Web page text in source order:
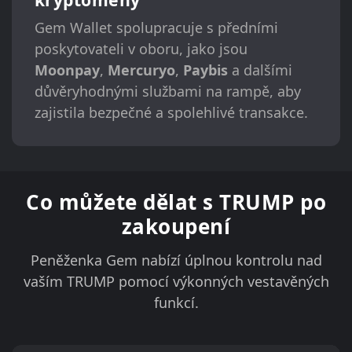
Gem Wallet spolupracuje s předními
poskytovateli v oboru, jako jsou
Moonpay, Mercuryo, Paybis a dalšími
důvěryhodnými službami na rampě, aby
zajistila bezpečné a spolehlivé transakce.
Co můžete dělat s TRUMP po
zakoupení
Peněženka Gem nabízí úplnou kontrolu nad
vaším TRUMP pomocí výkonných vestavěných
funkcí.